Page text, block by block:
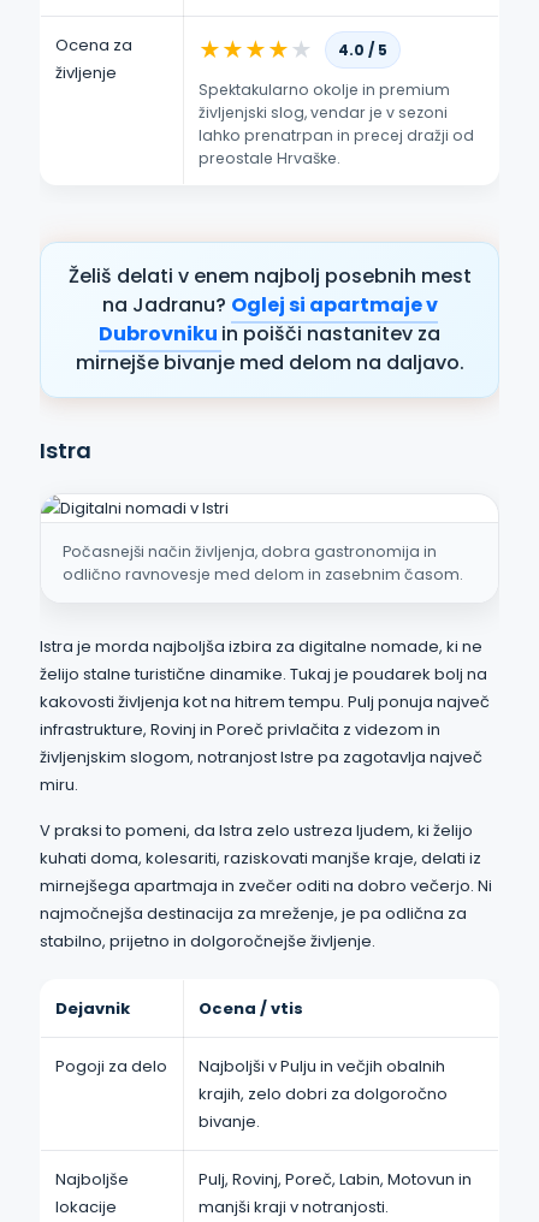
Ocena za
življenje
★★★★★
4.0 / 5
Spektakularno okolje in premium
življenjski slog, vendar je v sezoni
lahko prenatrpan in precej dražji od
preostale Hrvaške.
Želiš delati v enem najbolj posebnih mest
na Jadranu? Oglej si apartmaje v
Dubrovniku in poišči nastanitev za
mirnejše bivanje med delom na daljavo.
Istra
Počasnejši način življenja, dobra gastronomija in
odlično ravnovesje med delom in zasebnim časom.
Istra je morda najboljša izbira za digitalne nomade, ki ne
želijo stalne turistične dinamike. Tukaj je poudarek bolj na
kakovosti življenja kot na hitrem tempu. Pulj ponuja največ
infrastrukture, Rovinj in Poreč privlačita z videzom in
življenjskim slogom, notranjost Istre pa zagotavlja največ
miru.
V praksi to pomeni, da Istra zelo ustreza ljudem, ki želijo
kuhati doma, kolesariti, raziskovati manjše kraje, delati iz
mirnejšega apartmaja in zvečer oditi na dobro večerjo. Ni
najmočnejša destinacija za mreženje, je pa odlična za
stabilno, prijetno in dolgoročnejše življenje.
Dejavnik Ocena / vtis
Pogoji za delo
Najboljši v Pulju in večjih obalnih
krajih, zelo dobri za dolgoročno
bivanje.
Najboljše
lokacije
Pulj, Rovinj, Poreč, Labin, Motovun in
manjši kraji v notranjosti.